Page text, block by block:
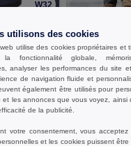
W32
en
-27%
TEE JAYS
Richmond
77,99 €
96,30 €
utilisons des cookies
utilise des cookies propriétaires et
la fonctionnalité globale,
analyser les performances du site
de navigation fluide et
également être utilisés pour
et les annonces que vous voyez, ainsi
de la publicité.
votre consentement, vous
et les cookies puissent être